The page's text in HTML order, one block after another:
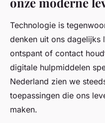
Technologie is
denken uit ons dagelijks
ontspant of contact
digitale hulpmiddelen
Nederland zien we
toepassingen die ons
maken.